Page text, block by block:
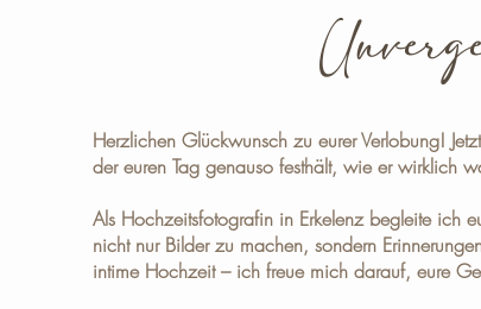
Herzlichen Glückwunsch zu eurer Verlobung!
der euren Tag genauso festhält, wie er wirklich
Als Hochzeitsfotografin in Erkelenzbegleite ich
nicht nur Bilder zu machen, sondern
intime Hochzeit – ich freue mich darauf, eure